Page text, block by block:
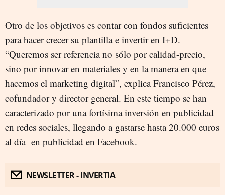
Otro de los objetivos es contar con fondos suficientes
para hacer crecer su plantilla e invertir en I+D.
“Queremos ser referencia no sólo por calidad-precio,
sino por innovar en materiales y en la manera en que
hacemos el marketing digital”, explica Francisco Pérez,
cofundador y director general. En este tiempo se han
caracterizado por una fortísima inversión en publicidad
en redes sociales, llegando a gastarse hasta 20.000 euros
al día en publicidad en Facebook.
NEWSLETTER - INVERTIA